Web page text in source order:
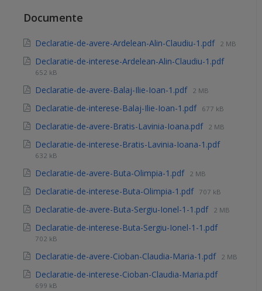
Documente
Declaratie-de-avere-Ardelean-Alin-Claudiu-1.pdf 2 MB
Declaratie-de-interese-Ardelean-Alin-Claudiu-1.pdf
652 kB
Declaratie-de-avere-Balaj-Ilie-Ioan-1.pdf 2 MB
Declaratie-de-interese-Balaj-Ilie-Ioan-1.pdf 677 kB
Declaratie-de-avere-Bratis-Lavinia-Ioana.pdf 2 MB
Declaratie-de-interese-Bratis-Lavinia-Ioana-1.pdf
632 kB
Declaratie-de-avere-Buta-Olimpia-1.pdf 2 MB
Declaratie-de-interese-Buta-Olimpia-1.pdf 707 kB
Declaratie-de-avere-Buta-Sergiu-Ionel-1-1.pdf 2 MB
Declaratie-de-interese-Buta-Sergiu-Ionel-1-1.pdf
702 kB
Declaratie-de-avere-Cioban-Claudia-Maria-1.pdf 2 MB
Declaratie-de-interese-Cioban-Claudia-Maria.pdf
699 kB